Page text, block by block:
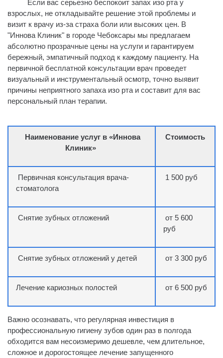
Если вас серьезно беспокоит запах изо рта у
взрослых, не откладывайте решение этой проблемы и
визит к врачу из-за страха боли или высоких цен. В
"Иннова Клиник" в городе Чебоксары мы предлагаем
абсолютно прозрачные цены на услуги и гарантируем
бережный, эмпатичный подход к каждому пациенту. На
первичной бесплатной консультации врач проведет
визуальный и инструментальный осмотр, точно выявит
причины неприятного запаха изо рта и составит для вас
персональный план терапии.
Наименование услуг в «Иннова
Клиник»
Стоимость
Первичная консультация врача-
стоматолога
1 500 руб
Снятие зубных отложений
от 5 600
руб
Снятие зубных отложений у детей от 3 300 руб
Лечение кариозных полостей от 6 500 руб
Важно осознавать, что регулярная инвестиция в
профессиональную гигиену зубов один раз в полгода
обходится вам несоизмеримо дешевле, чем длительное,
сложное и дорогостоящее лечение запущенного